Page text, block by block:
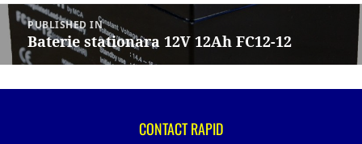
Navigare
în
articole
PUBLISHED IN
Baterie stationara 12V 12Ah FC12-12
CONTACT RAPID